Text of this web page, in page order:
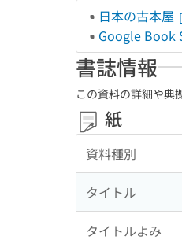
日本の古本屋
Google Book
書誌情報
この資料の詳細や典
紙
資料種別
タイトル
タイトルよみ